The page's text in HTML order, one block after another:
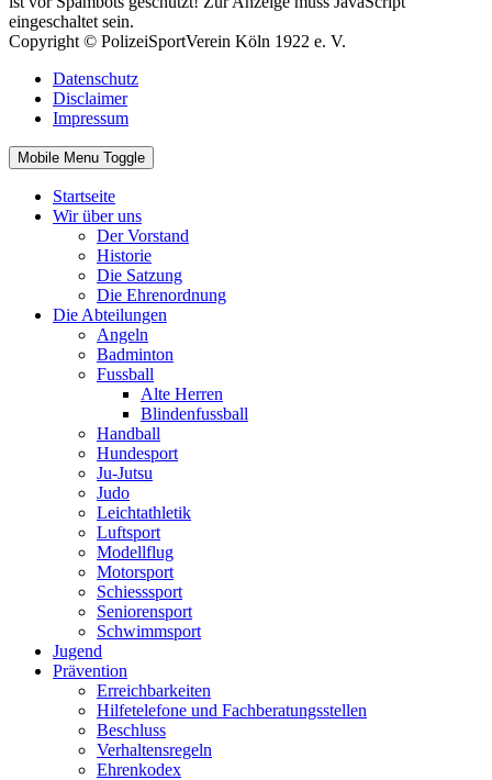
eingeschaltet sein.
Copyright © PolizeiSportVerein Köln 1922 e. V.
Datenschutz
Disclaimer
Impressum
Mobile Menu Toggle
Startseite
Wir über uns
Der Vorstand
Historie
Die Satzung
Die Ehrenordnung
Die Abteilungen
Angeln
Badminton
Fussball
Alte Herren
Blindenfussball
Handball
Hundesport
Ju-Jutsu
Judo
Leichtathletik
Luftsport
Modellflug
Motorsport
Schiesssport
Seniorensport
Schwimmsport
Jugend
Prävention
Erreichbarkeiten
Hilfetelefone und Fachberatungsstellen
Beschluss
Verhaltensregeln
Ehrenkodex